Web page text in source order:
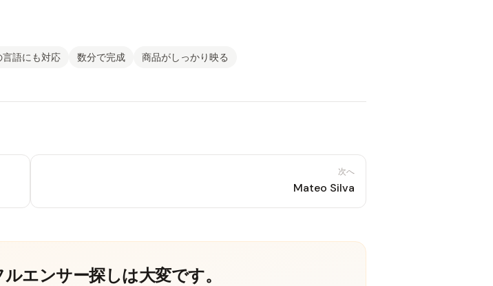
言語にも対応 数分で完成 商品がしっかり映る
次へ
Mateo Silva
エンサー探しは大変です。